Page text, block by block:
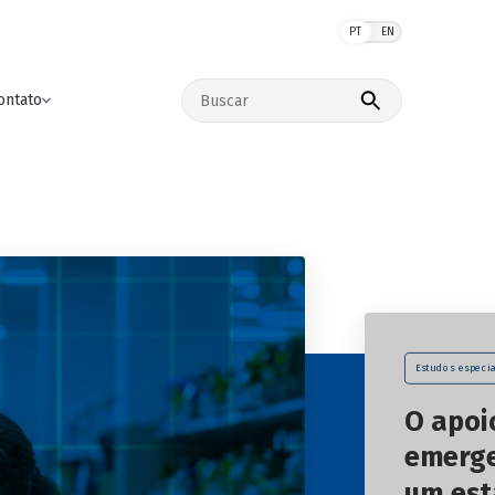
PT EN
Buscar no site
Estudos
O